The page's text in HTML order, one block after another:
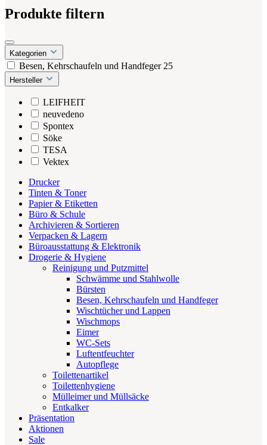
Produkte filtern
Kategorien
Besen, Kehrschaufeln und Handfeger 25
Hersteller
LEIFHEIT
neuvedeno
Spontex
Söke
TESA
Vektex
Drucker
Tinten & Toner
Papier & Etiketten
Büro & Schule
Archivieren & Sortieren
Verpacken & Lagern
Büroausstattung & Elektronik
Drogerie & Hygiene
Reinigung und Putzmittel
Schwämme und Stahlwolle
Bürsten
Besen, Kehrschaufeln und Handfeger
Wischtücher und Lappen
Wischmops
Eimer
WC-Sets
Luftentfeuchter
Autopflege
Toilettenartikel
Toilettenhygiene
Mülleimer und Müllsäcke
Entkalker
Präsentation
Aktionen
Sale